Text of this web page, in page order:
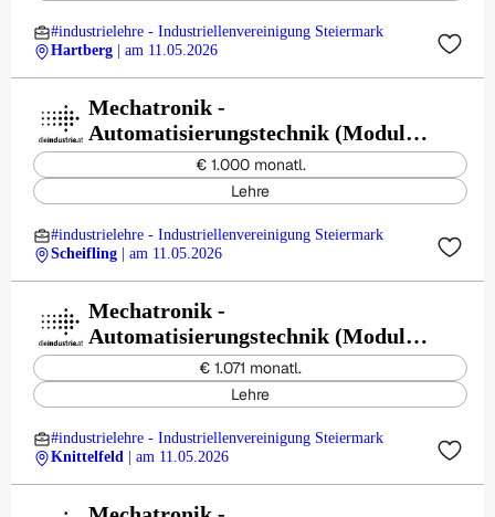
#industrielehre - Industriellenvereinigung Steiermark
Hartberg
| am 11.05.2026
Mechatronik -
Automatisierungstechnik (Modul) -
Zeman Bauelemente
ProduktionsgesmbH
€ 1.000 monatl.
Lehre
#industrielehre - Industriellenvereinigung Steiermark
Scheifling
| am 11.05.2026
Mechatronik -
Automatisierungstechnik (Modul) -
Maschinenfabrik Berger GmbH
€ 1.071 monatl.
Lehre
#industrielehre - Industriellenvereinigung Steiermark
Knittelfeld
| am 11.05.2026